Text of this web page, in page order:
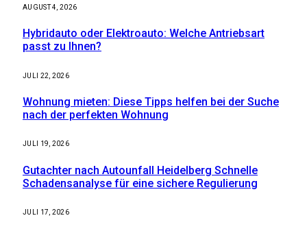
AUGUST 4, 2026
Hybridauto oder Elektroauto: Welche Antriebsart
passt zu Ihnen?
JULI 22, 2026
Wohnung mieten: Diese Tipps helfen bei der Suche
nach der perfekten Wohnung
JULI 19, 2026
Gutachter nach Autounfall Heidelberg Schnelle
Schadensanalyse für eine sichere Regulierung
JULI 17, 2026